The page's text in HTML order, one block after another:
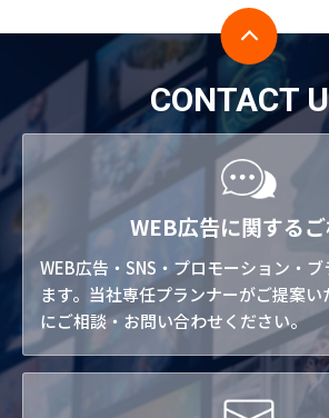
CONTACT
WEB広告に関する
WEB広告・SNS・プロモーション・ブ
ます。当社専任プランナーがご提案
にご相談・お問い合わせください。